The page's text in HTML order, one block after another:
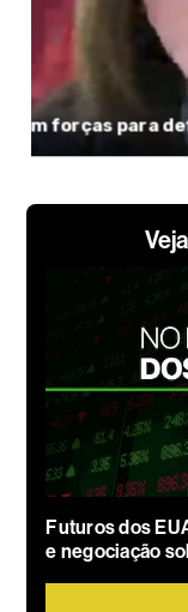
Futuros dos
e negociação